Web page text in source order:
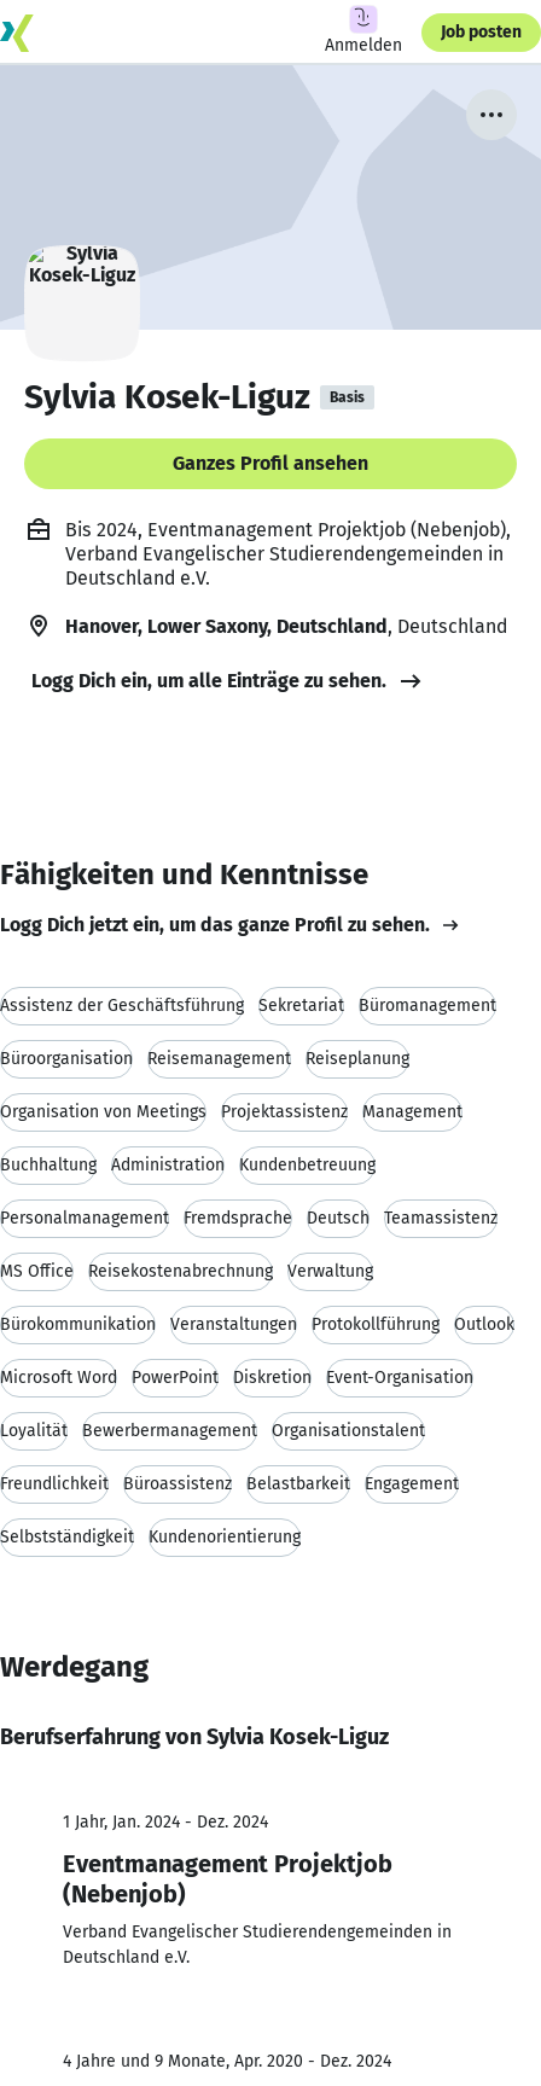
Anmelden
Job posten
Sylvia Kosek-Liguz Basis
Ganzes Profil ansehen
Bis 2024, Eventmanagement Projektjob (Nebenjob),
Verband Evangelischer Studierendengemeinden in
Deutschland e.V.
Hanover, Lower Saxony, Deutschland, Deutschland
Logg Dich ein, um alle Einträge zu sehen.
Fähigkeiten und Kenntnisse
Logg Dich jetzt ein, um das ganze Profil zu sehen.
Assistenz der Geschäftsführung Sekretariat Büromanagement
Büroorganisation Reisemanagement Reiseplanung
Organisation von Meetings Projektassistenz Management
Buchhaltung Administration Kundenbetreuung
Personalmanagement Fremdsprache Deutsch Teamassistenz
MS Office Reisekostenabrechnung Verwaltung
Bürokommunikation Veranstaltungen Protokollführung Outlook
Microsoft Word PowerPoint Diskretion Event-Organisation
Loyalität Bewerbermanagement Organisationstalent
Freundlichkeit Büroassistenz Belastbarkeit Engagement
Selbstständigkeit Kundenorientierung
Werdegang
Berufserfahrung von Sylvia Kosek-Liguz
1 Jahr, Jan. 2024 - Dez. 2024
Eventmanagement Projektjob
(Nebenjob)
Verband Evangelischer Studierendengemeinden in
Deutschland e.V.
4 Jahre und 9 Monate, Apr. 2020 - Dez. 2024